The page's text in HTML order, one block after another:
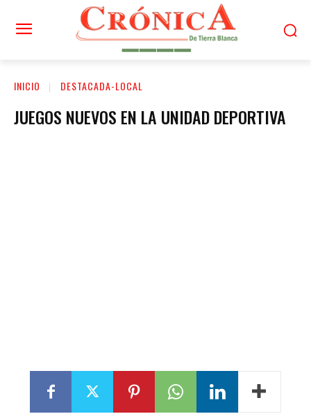
INICIO DESTACADA-LOCAL
JUEGOS NUEVOS EN LA UNIDAD DEPORTIVA